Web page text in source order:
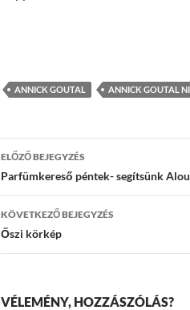
ANNICK GOUTAL ANNICK GOUTAL
Bejegyzés
navigáció
ELŐZŐ BEJEGYZÉS
Parfümkereső péntek- segítsünk
KÖVETKEZŐ BEJEGYZÉS
Őszi körkép
VÉLEMÉNY, HOZZÁSZÓLÁS?